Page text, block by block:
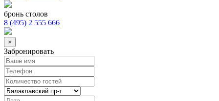
бронь столов
8 (495) 2 555 666
×
Забронировать